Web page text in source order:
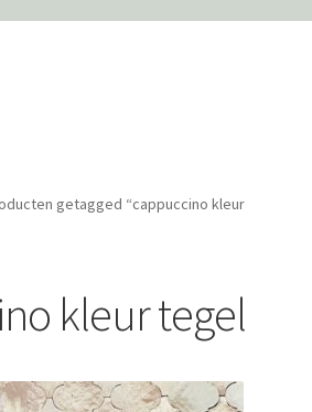
getagged “cappuccino kleur
kleur tegel